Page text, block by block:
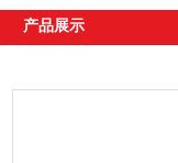
产品展示